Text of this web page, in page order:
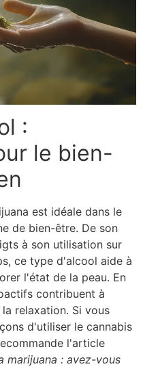
:
le bien-
est idéale dans le
de bien-être. De son
à son utilisation sur
ce type d'alcool aide à
l'état de la peau. En
contribuent à
relaxation. Si vous
d'utiliser le cannabis
l'article
marijuana : avez-vous